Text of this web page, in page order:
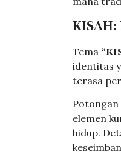
Tema
identitas
terasa
Potongan
elemen
hidup.